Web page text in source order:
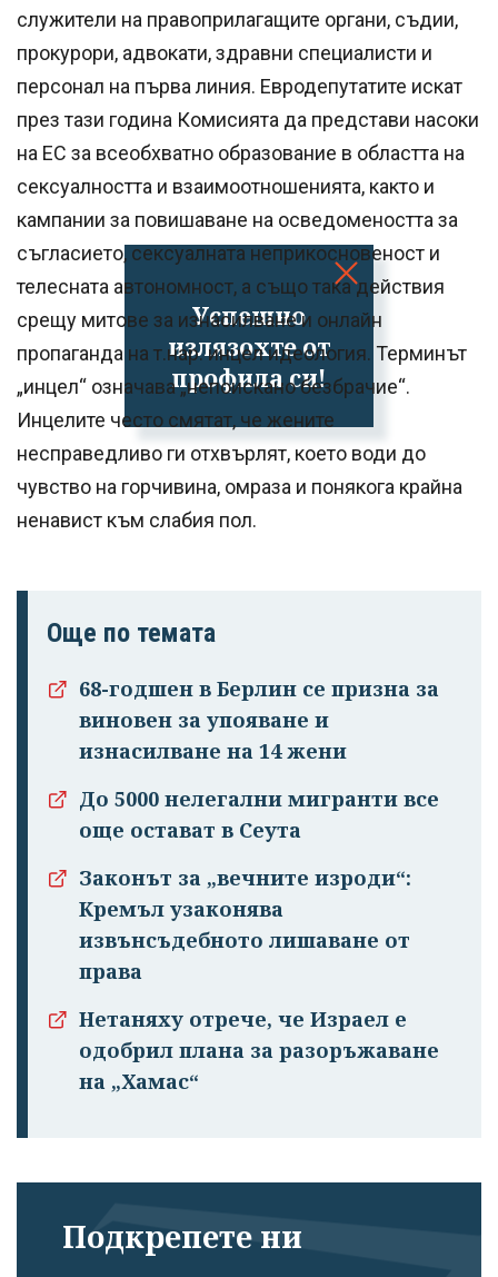
Успешно
излязохте от
профила си!
служители на правоприлагащите органи, съдии,
прокурори, адвокати, здравни специалисти и
персонал на първа линия. Евродепутатите искат
през тази година Комисията да представи насоки
на ЕС за всеобхватно образование в областта на
сексуалността и взаимоотношенията, както и
кампании за повишаване на осведомеността за
съгласието, сексуалната неприкосновеност и
телесната автономност, а също така действия
срещу митове за изнасилване и онлайн
пропаганда на т.нар. инцел идеология. Терминът
„инцел“ означава „непоискано безбрачие“.
Инцелите често смятат, че жените
несправедливо ги отхвърлят, което води до
чувство на горчивина, омраза и понякога крайна
ненавист към слабия пол.
Още по темата
68-годшен в Берлин се призна за
виновен за упояване и
изнасилване на 14 жени
До 5000 нелегални мигранти все
още остават в Сеута
Законът за „вечните изроди“:
Кремъл узаконява
извънсъдебното лишаване от
права
Нетаняху отрече, че Израел е
одобрил плана за разоръжаване
на „Хамас“
Подкрепете ни